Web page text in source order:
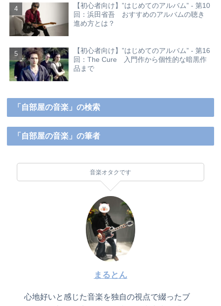
【初心者向け】”はじめてのアルバム” - 第10
回：浜田省吾 おすすめのアルバムの聴き
進め方とは？
【初心者向け】”はじめてのアルバム” - 第16
回：The Cure 入門作から個性的な暗黒作
品まで
「自部屋の音楽」の検索
「自部屋の音楽」の筆者
音楽オタクです
まるとん
心地好いと感じた音楽を独自の視点で綴ったブ